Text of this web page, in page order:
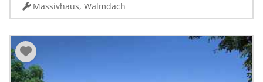
Massivhaus, Walmdach